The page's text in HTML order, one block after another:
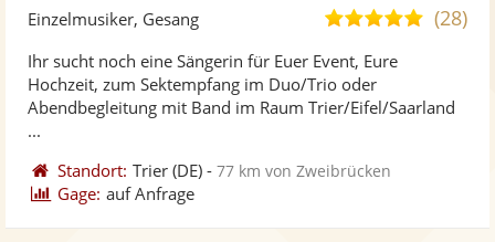
5,0
Sternen
(28)
Einzelmusiker, Gesang
Ihr sucht noch eine Sängerin für Euer Event, Eure
Hochzeit, zum Sektempfang im Duo/Trio oder
Abendbegleitung mit Band im Raum Trier/Eifel/Saarland
...
Standort: Trier (DE) -77 km von Zweibrücken
Gage: auf Anfrage